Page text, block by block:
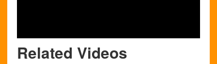
Related Videos